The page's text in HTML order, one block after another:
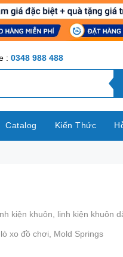
: 0348 988 488
Catalog Kiến Thức
kiện khuôn, linh kiện khuôn
lò xo đồ chơi, Mold Springs